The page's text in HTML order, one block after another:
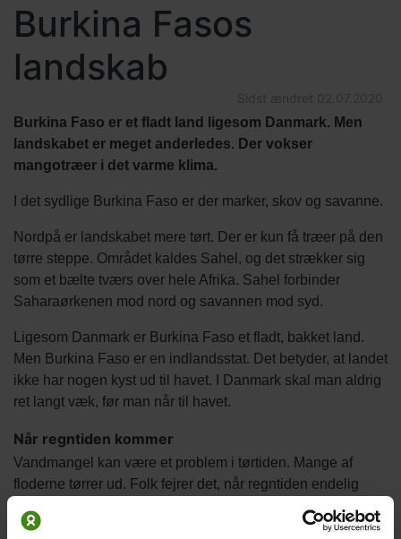
Burkina Fasos
landskab
Burkina Faso er et fladt land ligesom Danmark. Men
landskabet er meget anderledes. Der vokser
mangotræer i det varme klima.
I det sydlige Burkina Faso er der marker, skov og savanne.
Nordpå er landskabet mere tørt. Der er kun få træer på den
tørre steppe. Området kaldes Sahel, og det strækker sig
som et bælte tværs over hele Afrika. Sahel forbinder
Saharaørkenen mod nord og savannen mod syd.
Ligesom Danmark er Burkina Faso et fladt, bakket land.
Men Burkina Faso er en indlandsstat. Det betyder, at landet
ikke har nogen kyst ud til havet. I Danmark skal man aldrig
ret langt væk, før man når til havet.
Når regntiden kommer
Vandmangel kan være et problem i tørtiden. Mange af
floderne tørrer ud. Folk fejrer det, når regntiden endelig
Snart begynder majs og hirse at skyde frem af jorden. I